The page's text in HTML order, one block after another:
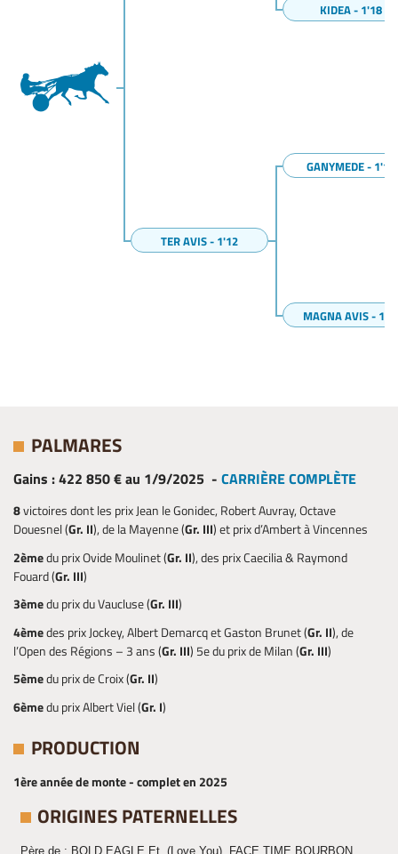
KIDEA - 1'18
TER AVIS - 1'12
GANYMEDE - 1'11
MAGNA AVIS -
PALMARES
Gains : 422 850 € au 1/9/2025 - CARRIÈRE COMPLÈTE
8victoires dont les prix Jean le Gonidec, Robert Auvray, Octave
Douesnel (Gr. II), de la Mayenne (Gr. III) et prix d’Ambert à Vincennes
2èmedu prix Ovide Moulinet (Gr. II), des prix Caecilia & Raymond
Fouard (Gr. III)
3èmedu prix du Vaucluse (Gr. III)
4èmedes prix Jockey, Albert Demarcq et Gaston Brunet (Gr. II), de
l’Open des Régions – 3 ans (Gr. III) 5e du prix de Milan (Gr. III)
5èmedu prix de Croix (Gr. II)
6èmedu prix Albert Viel (Gr. I)
PRODUCTION
1ère année de monte - complet en 2025
ORIGINES PATERNELLES
Père de: BOLD EAGLE Et. (Love You), FACE TIME BOURBON